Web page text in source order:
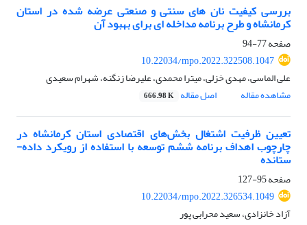
بررسی کیفیت نان های سنتی و صنعتی عرضه شده در استان
کرمانشاه و طرح برنامه مداخله ای برای بهبود آن
صفحه77-94
10.22034/mpo.2022.322508.1047
علی الماسی، مهدی خزلی، میترا محمدی، علیرضا زنگنه، شهرام سعیدی
مشاهده مقاله
اصل مقاله 666.98 K
تعیین ظرفیت اشتغال بخش‌های اقتصادی استان کرمانشاه در
چارچوب اهداف برنامه ششم توسعه با استفاده از رویکرد داده-
ستانده
صفحه95-127
10.22034/mpo.2022.326534.1049
آزاد خانزادی، سعید محرابی پور